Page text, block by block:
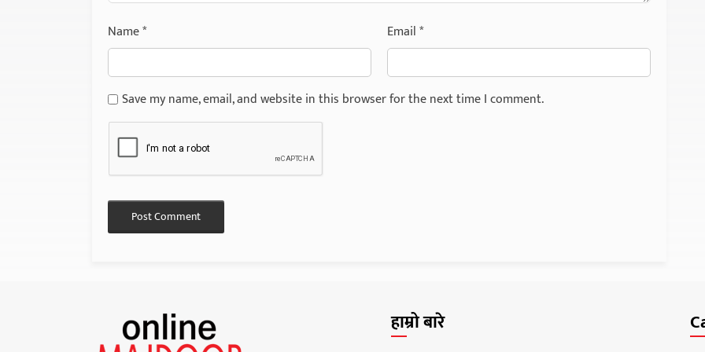
Name* Email*
Save my name, email, and website in this browser for the next time I comment.
हाम्रो बारे